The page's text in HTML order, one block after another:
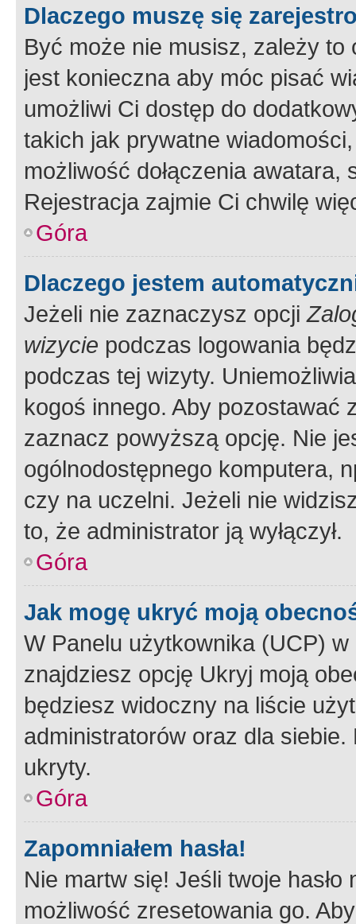
Dlaczego muszę się
Być może nie musisz, zależy
jest konieczna aby móc pisać
umożliwi Ci dostęp do
takich jak prywatne
możliwość dołączenia
Rejestracja zajmie Ci chwilę
Góra
Dlaczego jestem
Jeżeli nie zaznaczysz opcji
wizycie podczas logowania
podczas tej wizyty.
kogoś innego. Aby pozostawać
zaznacz powyższą opcję. Nie
ogólnodostępnego komputera,
czy na uczelni. Jeżeli nie
to, że administrator ją wyłączył.
Góra
Jak mogę ukryć moją
W Panelu użytkownika (UCP) w
znajdziesz opcję Ukryj moją
będziesz widoczny na liście
administratorów oraz dla
ukryty.
Góra
Zapomniałem hasła!
Nie martw się! Jeśli twoje
możliwość zresetowania go.